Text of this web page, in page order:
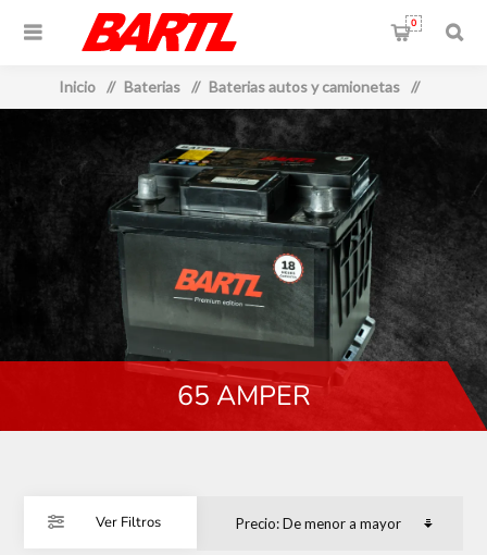
0
Inicio / Baterias / Baterias autos y camionetas /
65 AMPER
Ver Filtros